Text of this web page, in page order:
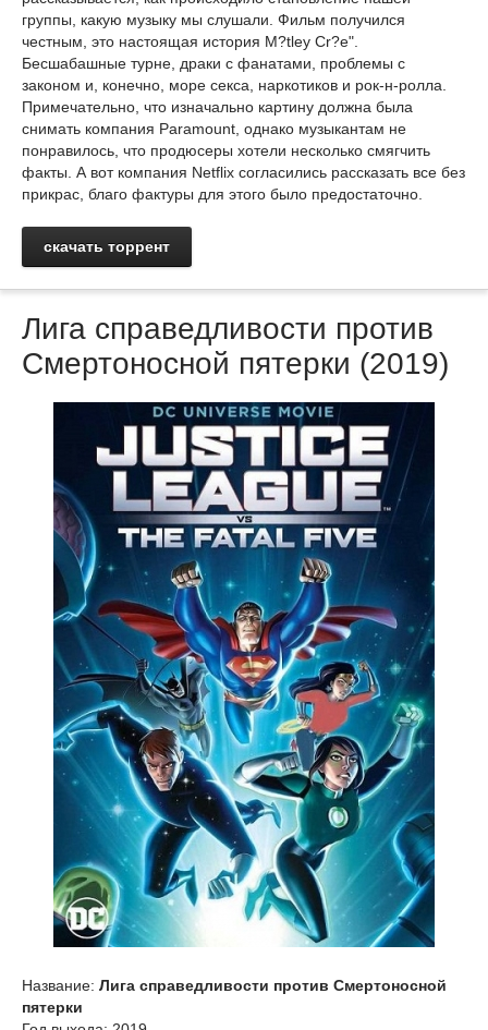
группы, какую музыку мы слушали. Фильм получился
честным, это настоящая история M?tley Cr?e".
Бесшабашные турне, драки с фанатами, проблемы с
законом и, конечно, море секса, наркотиков и рок-н-ролла.
Примечательно, что изначально картину должна была
снимать компания Paramount, однако музыкантам не
понравилось, что продюсеры хотели несколько смягчить
факты. А вот компания Netflix согласились рассказать все без
прикрас, благо фактуры для этого было предостаточно.
скачать торрент
Лига справедливости против
Смертоносной пятерки (2019)
Название: Лига справедливости против Смертоносной
пятерки